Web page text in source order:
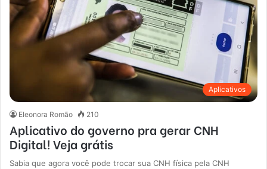
Aplicativos
Eleonora Romão 210
Aplicativo do governo pra gerar CNH
Digital! Veja grátis
Sabia que agora você pode trocar sua CNH física pela CNH